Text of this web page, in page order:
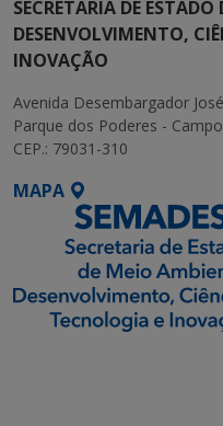
SECRETARIA DE
DESENVOLVIMENTO,
INOVAÇÃO
Avenida Desembargador
Parque dos Poderes -
CEP.: 79031-310
MAPA